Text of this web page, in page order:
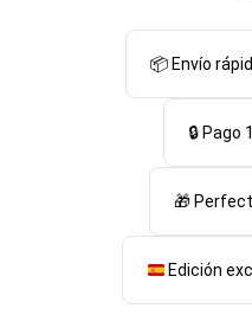
📦 Envío
🔒 Pago
🎁
Edición